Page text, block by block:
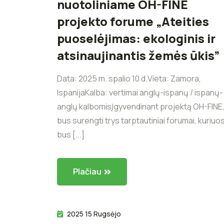
nuotoliniame OH-FINE
projekto forume „Ateities
puoselėjimas: ekologinis ir
atsinaujinantis žemės ūkis”
Data: 2025 m. spalio 10 d.Vieta: Zamora,
IspanijaKalba: vertimai anglų-ispanų / ispanų-
anglų kalbomisĮgyvendinant projektą OH-FINE,
bus surengti trys tarptautiniai forumai,
bus [...]
Plačiau
2025 15 Rugsėjo